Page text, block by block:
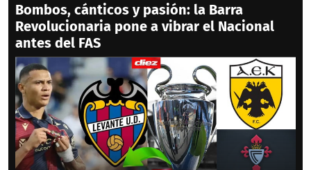
Bombos, cánticos y pasión: la Barra
Revolucionaria pone a vibrar el Nacional
antes del FAS